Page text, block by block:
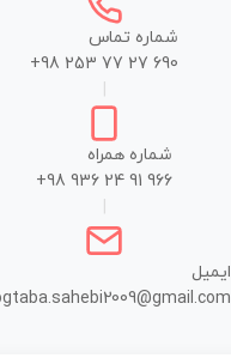
شماره تماس
+98 253 77 27 690
شماره همراه
+98 936 24 91 966
ایمیل